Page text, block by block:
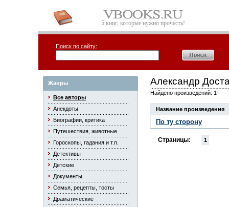
5 книг, которые нужно прочесть!
Поиск по сайту:
Жанры
Все авторы
Анекдоты
Биографии, критика
Путешествия, животные
Гороскопы, гадания и т.п.
Детективы
Детские
Документы
Семья, рецепты, тосты
Драматические
Александр
Найдено произведений: 1
Название произведения
По ту сторону
Страницы: 1